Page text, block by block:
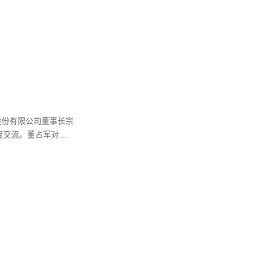
有限公司董事长宗
流。董占军对宗